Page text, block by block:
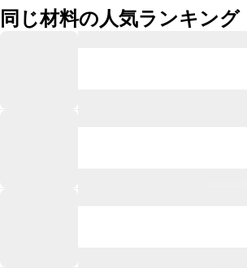
同じ材料の人気ランキング